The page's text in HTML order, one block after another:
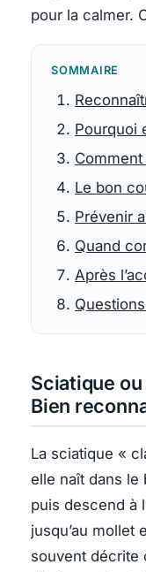
pour la calmer.
SOMMAIRE
Pourquoi
Le bon
Prévenir
Quand
Après
Sciatique
Bien
La sciatique «
elle naît dans le
puis descend à
jusqu’au mollet
souvent décrite